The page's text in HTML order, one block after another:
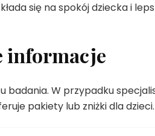
się na spokój dziecka i
informacje
badania. W przypadku
pakiety lub zniżki dla dzieci.